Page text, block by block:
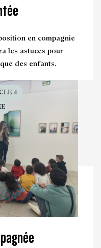
en compagnie
les astuces pour
des enfants.
4